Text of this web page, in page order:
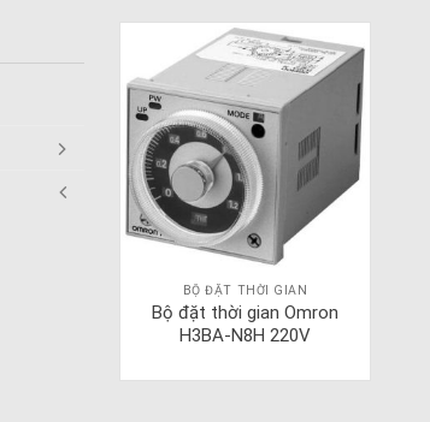
BỘ ĐẶT THỜI GIAN
Bộ đặt thời gian Omron
H3BA-N8H 220V